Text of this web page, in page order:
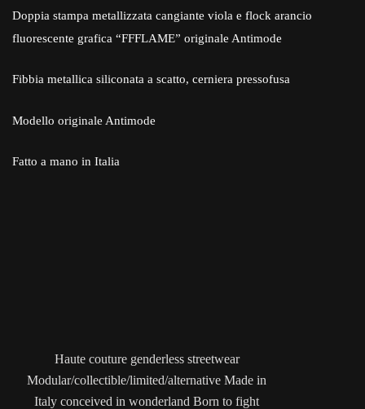
Doppia stampa metallizzata cangiante viola e flock arancio
fluorescente grafica “FFFLAME” originale Antimode
Fibbia metallica siliconata a scatto, cerniera pressofusa
Modello originale Antimode
Fatto a mano in Italia
Haute couture genderless streetwear
Modular/collectible/limited/alternative Made in
Italy conceived in wonderland Born to fight